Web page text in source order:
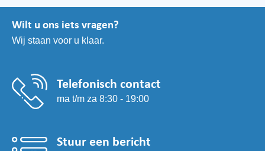
Wilt u ons iets vragen?
Wij staan voor u klaar.
Telefonisch contact
ma t/m za 8:30 - 19:00
Stuur een bericht